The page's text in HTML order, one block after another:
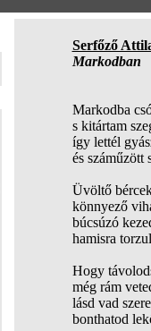
Serfőző
Markodban
Markodba
s kitártam
így lettél
és száműzött
Üvöltő
könnyező
búcsúzó
hamisra
Hogy
még rám
lásd vad
bonthatod